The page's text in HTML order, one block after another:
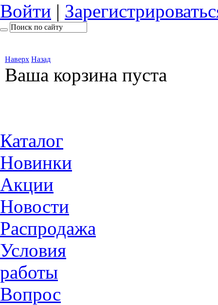
Войти |
Наверх Назад
Ваша корзина пуста
Каталог
Новинки
Акции
Новости
Распродажа
Условия
работы
Вопрос